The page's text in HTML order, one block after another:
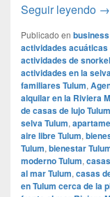
Seguir leyendo →
Publicado en
actividades acuáticas
actividades de
actividades en la
familiares Tulum,
alquilar en la Riviera
de casas de lujo Tulum
selva Tulum,
aire libre Tulum,
Tulum, bienestar
moderno Tulum,
al mar Tulum, casas
en Tulum cerca de la